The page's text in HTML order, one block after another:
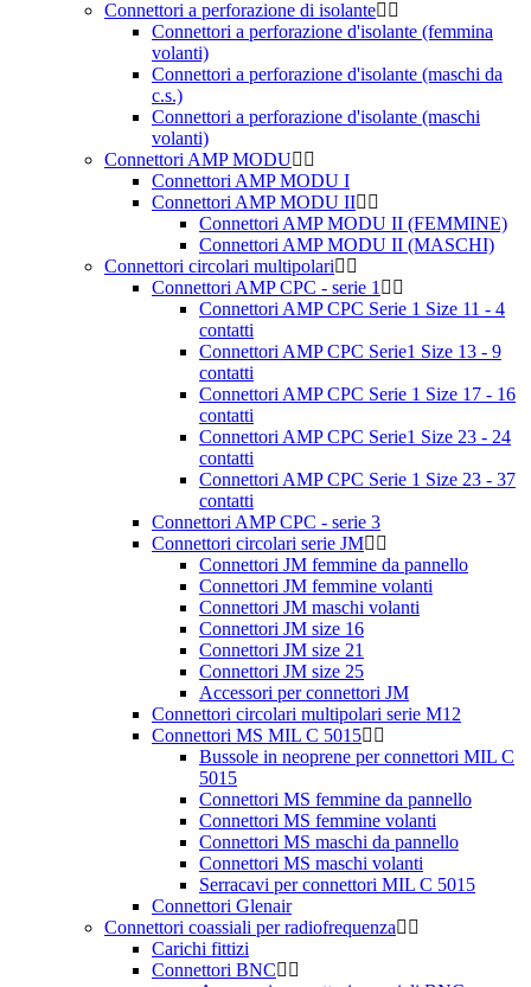
Connettori a perforazione di isolante
Connettori a perforazione d'isolante (femmina
volanti)
Connettori a perforazione d'isolante (maschi da
c.s.)
Connettori a perforazione d'isolante (maschi
volanti)
Connettori AMP MODU
Connettori AMP MODU I
Connettori AMP MODU II
Connettori AMP MODU II (FEMMINE)
Connettori AMP MODU II (MASCHI)
Connettori circolari multipolari
Connettori AMP CPC - serie 1
Connettori AMP CPC Serie 1 Size 11 - 4
contatti
Connettori AMP CPC Serie1 Size 13 - 9
contatti
Connettori AMP CPC Serie 1 Size 17 - 16
contatti
Connettori AMP CPC Serie1 Size 23 - 24
contatti
Connettori AMP CPC Serie 1 Size 23 - 37
contatti
Connettori AMP CPC - serie 3
Connettori circolari serie JM
Connettori JM femmine da pannello
Connettori JM femmine volanti
Connettori JM maschi volanti
Connettori JM size 16
Connettori JM size 21
Connettori JM size 25
Accessori per connettori JM
Connettori circolari multipolari serie M12
Connettori MS MIL C 5015
Bussole in neoprene per connettori MIL C
5015
Connettori MS femmine da pannello
Connettori MS femmine volanti
Connettori MS maschi da pannello
Connettori MS maschi volanti
Serracavi per connettori MIL C 5015
Connettori Glenair
Connettori coassiali per radiofrequenza
Carichi fittizi
Connettori BNC